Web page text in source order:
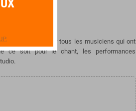
idéal pour tous les musiciens qui ont
ce soit pour le chant, les performances